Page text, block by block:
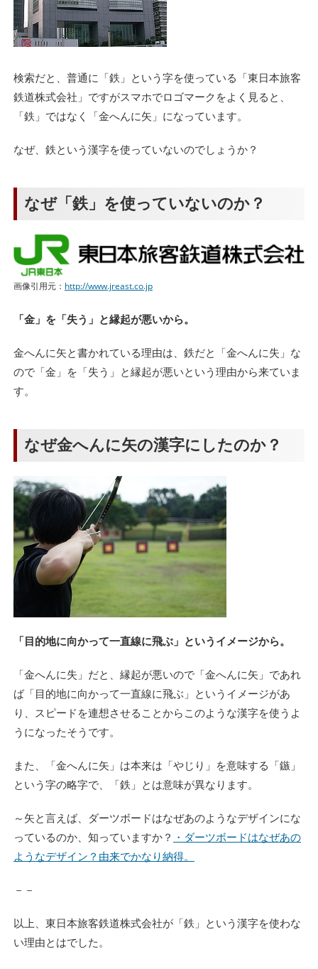
検索だと、普通に「鉄」という字を使っている「東日本旅客
鉄道株式会社」ですがスマホでロゴマークをよく見ると、
「鉄」ではなく「金へんに矢」になっています。
なぜ、鉄という漢字を使っていないのでしょうか？
なぜ「鉄」を使っていないのか？
画像引用元： http://www.jreast.co.jp
「金」を「失う」と縁起が悪いから。
金へんに矢と書かれている理由は、鉄だと「金へんに失」な
ので「金」を「失う」と縁起が悪いという理由から来ていま
す。
なぜ金へんに矢の漢字にしたのか？
「目的地に向かって一直線に飛ぶ」というイメージから。
「金へんに失」だと、縁起が悪いので「金へんに矢」であれ
ば「目的地に向かって一直線に飛ぶ」というイメージがあ
り、スピードを連想させることからこのような漢字を使うよ
うになったそうです。
また、「金へんに矢」は本来は「やじり」を意味する「鏃」
という字の略字で、「鉄」とは意味が異なります。
～矢と言えば、ダーツボードはなぜあのようなデザインにな
っているのか、知っていますか？ ・ダーツボードはなぜあの
ようなデザイン？由来でかなり納得。
－－
以上、東日本旅客鉄道株式会社が「鉄」という漢字を使わな
い理由とはでした。